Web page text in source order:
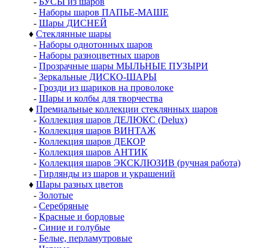
- Наборы шаров ПАПЬЕ-МАШЕ
- Шары ДИСНЕЙ
♦ Стеклянные шары
- Наборы однотонных шаров
- Наборы разноцветных шаров
- Прозрачные шары МЫЛЬНЫЕ ПУЗЫРИ
- Зеркальные ДИСКО-ШАРЫ
- Грозди из шариков на проволоке
- Шары и колбы для творчества
♦ Премиальные коллекции стеклянных шаров
- Коллекция шаров ДЕЛЮКС (Delux)
- Коллекция шаров ВИНТАЖ
- Коллекция шаров ДЕКОР
- Коллекция шаров АНТИК
- Коллекция шаров ЭКСКЛЮЗИВ (ручная работа)
- Гирлянды из шаров и украшений
♦ Шары разных цветов
- Золотые
- Серебряные
- Красные и бордовые
- Синие и голубые
- Белые, перламутровые